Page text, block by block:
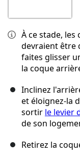
À ce stade,
devraient être
faites glisser
la coque
Inclinez
et éloignez-la
sortir le levier
de son
Retirez la